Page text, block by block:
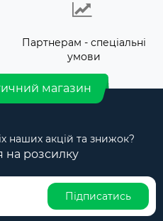
Партнерам - спеціальні
умови
магазин
наших акцій та знижок?
на розсилку
Підписатись